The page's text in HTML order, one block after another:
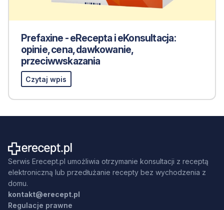
Prefaxine - eRecepta i eKonsultacja:
opinie, cena, dawkowanie,
przeciwwskazania
Czytaj wpis
Serwis Erecept.pl umożliwia otrzymanie konsultacji z receptą
elektroniczną lub przedłużanie recepty bez wychodzenia z
domu.
kontakt@erecept.pl
Regulacje prawne